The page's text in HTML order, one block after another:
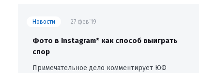
Новости 27 фев’19
Фото в Instagram* как способ выиграть
спор
Примечательное дело комментирует ЮФ